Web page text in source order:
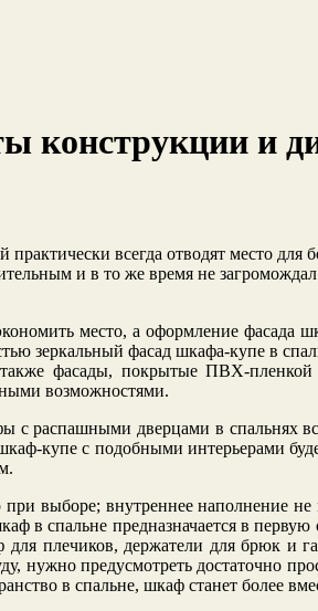
конструкции и
всегда отводят место
и в то же время не
место, а оформление фасада
зеркальный фасад шкафа-купе в
фасады, покрытые ПВХ-
возможностями.
распашными дверцами в спальнях
купе с подобными интерьерами
выборе; внутреннее наполнение
спальне предназначается в
плечиков, держатели для брюк и
предусмотреть достаточно
в спальне, шкаф станет более